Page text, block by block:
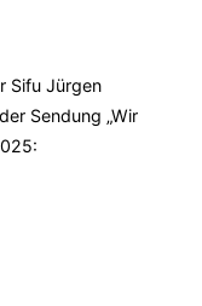
Sifu Jürgen
Sendung „Wir